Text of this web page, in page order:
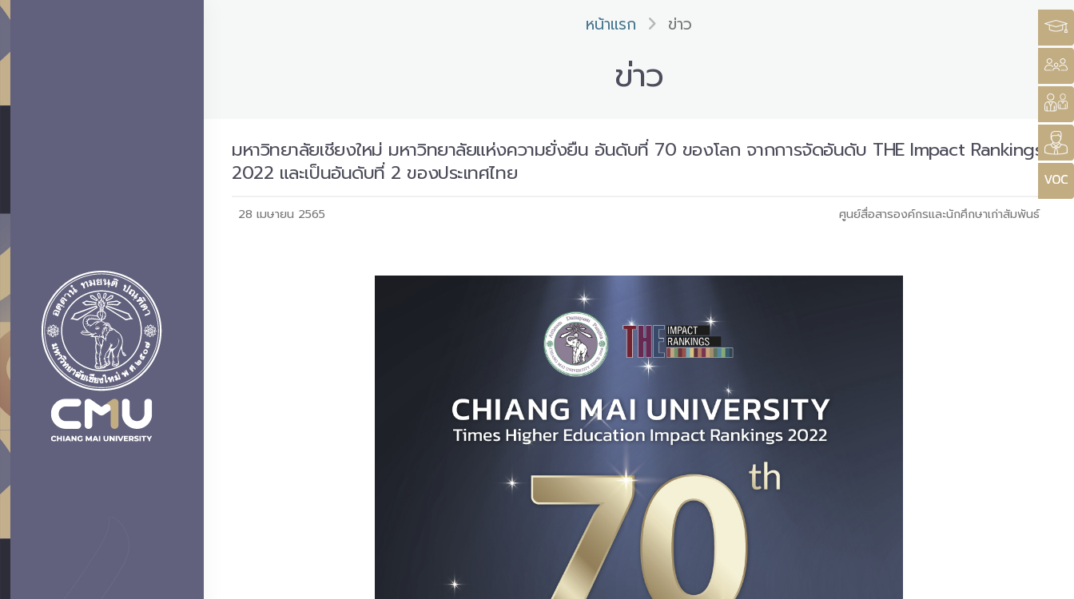
หน้าแรก ข่าว
ข่าว
มหาวิทยาลัยเชียงใหม่ มหาวิทยาลัยแห่งความยั่งยืน อันดับที่ 70 ของโลก จากการจัดอันดับ THE Impact Rankings
2022 และเป็นอันดับที่ 2 ของประเทศไทย
28 เมษายน 2565 ศูนย์สื่อสารองค์กรและนักศึกษาเก่าสัมพันธ์